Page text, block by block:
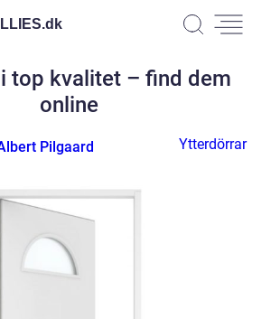
dk
top kvalitet – find dem
online
Pilgaard Ytterdörrar